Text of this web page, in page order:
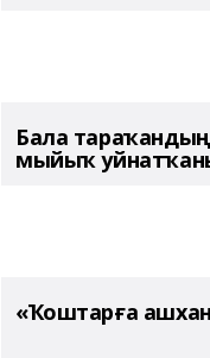
Бала тараҡандың
мыйыҡ
«Ҡоштарға